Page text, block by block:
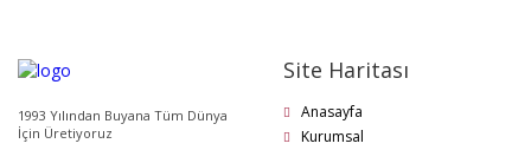
1993 Yılından Buyana Tüm Dünya
İçin Üretiyoruz
Site Haritası
Anasayfa
Kurumsal